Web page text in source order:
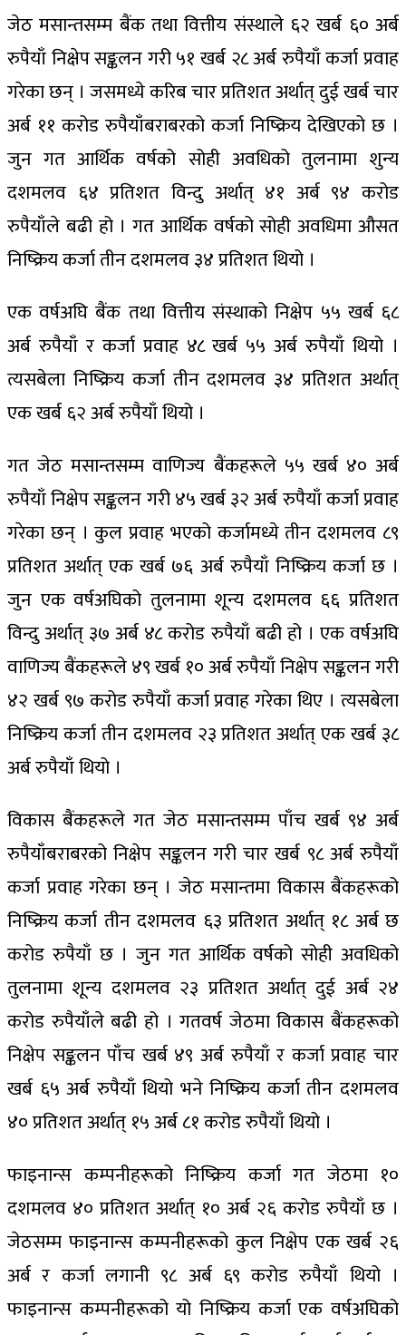
जेठ मसान्तसम्म बैंक तथा वित्तीय संस्थाले ६२ खर्ब ६० अर्ब
रुपैयाँ निक्षेप सङ्कलन गरी ५१ खर्ब २८ अर्ब रुपैयाँ कर्जा प्रवाह
गरेका छन् । जसमध्ये करिब चार प्रतिशत अर्थात् दुई खर्ब चार
अर्ब ११ करोड रुपैयाँबराबरको कर्जा निष्क्रिय देखिएको छ ।
जुन गत आर्थिक वर्षको सोही अवधिको तुलनामा शुन्य
दशमलव ६४ प्रतिशत विन्दु अर्थात् ४१ अर्ब ९४ करोड
रुपैयाँले बढी हो । गत आर्थिक वर्षको सोही अवधिमा औसत
निष्क्रिय कर्जा तीन दशमलव ३४ प्रतिशत थियो ।
एक वर्षअघि बैंक तथा वित्तीय संस्थाको निक्षेप ५५ खर्ब ६८
अर्ब रुपैयाँ र कर्जा प्रवाह ४८ खर्ब ५५ अर्ब रुपैयाँ थियो ।
त्यसबेला निष्क्रिय कर्जा तीन दशमलव ३४ प्रतिशत अर्थात्
एक खर्ब ६२ अर्ब रुपैयाँ थियो ।
गत जेठ मसान्तसम्म वाणिज्य बैंकहरूले ५५ खर्ब ४० अर्ब
रुपैयाँ निक्षेप सङ्कलन गरी ४५ खर्ब ३२ अर्ब रुपैयाँ कर्जा प्रवाह
गरेका छन् । कुल प्रवाह भएको कर्जामध्ये तीन दशमलव ८९
प्रतिशत अर्थात् एक खर्ब ७६ अर्ब रुपैयाँ निष्क्रिय कर्जा छ ।
जुन एक वर्षअघिको तुलनामा शून्य दशमलव ६६ प्रतिशत
विन्दु अर्थात् ३७ अर्ब ४८ करोड रुपैयाँ बढी हो । एक वर्षअघि
वाणिज्य बैंकहरूले ४९ खर्ब १० अर्ब रुपैयाँ निक्षेप सङ्कलन गरी
४२ खर्ब ९७ करोड रुपैयाँ कर्जा प्रवाह गरेका थिए । त्यसबेला
निष्क्रिय कर्जा तीन दशमलव २३ प्रतिशत अर्थात् एक खर्ब ३८
अर्ब रुपैयाँ थियो ।
विकास बैंकहरूले गत जेठ मसान्तसम्म पाँच खर्ब ९४ अर्ब
रुपैयाँबराबरको निक्षेप सङ्कलन गरी चार खर्ब ९८ अर्ब रुपैयाँ
कर्जा प्रवाह गरेका छन् । जेठ मसान्तमा विकास बैंकहरूको
निष्क्रिय कर्जा तीन दशमलव ६३ प्रतिशत अर्थात् १८ अर्ब छ
करोड रुपैयाँ छ । जुन गत आर्थिक वर्षको सोही अवधिको
तुलनामा शून्य दशमलव २३ प्रतिशत अर्थात् दुई अर्ब २४
करोड रुपैयाँले बढी हो । गतवर्ष जेठमा विकास बैंकहरूको
निक्षेप सङ्कलन पाँच खर्ब ४९ अर्ब रुपैयाँ र कर्जा प्रवाह चार
खर्ब ६५ अर्ब रुपैयाँ थियो भने निष्क्रिय कर्जा तीन दशमलव
४० प्रतिशत अर्थात् १५ अर्ब ८१ करोड रुपैयाँ थियो ।
फाइनान्स कम्पनीहरूको निष्क्रिय कर्जा गत जेठमा १०
दशमलव ४० प्रतिशत अर्थात् १० अर्ब २६ करोड रुपैयाँ छ ।
जेठसम्म फाइनान्स कम्पनीहरूको कुल निक्षेप एक खर्ब २६
अर्ब र कर्जा लगानी ९८ अर्ब ६९ करोड रुपैयाँ थियो ।
फाइनान्स कम्पनीहरूको यो निष्क्रिय कर्जा एक वर्षअघिको